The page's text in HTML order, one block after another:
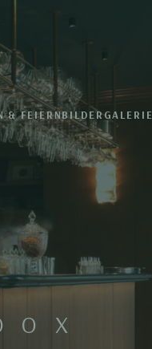
& FEIERNBILDERGALERIE